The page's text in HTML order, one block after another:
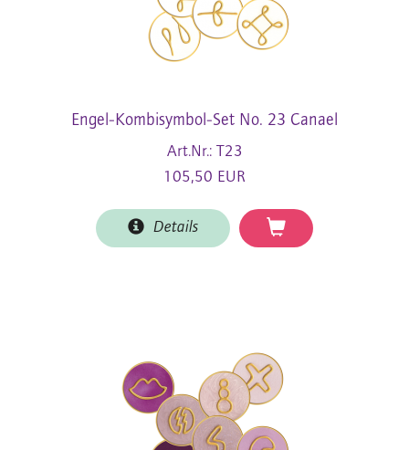
Engel-Kombisymbol-Set No. 23 Canael
Art.Nr.: T23
105,50 EUR
Details